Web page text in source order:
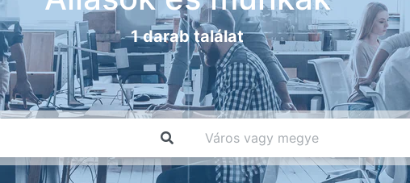
1 darab találat